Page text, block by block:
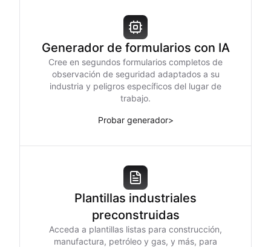
Generador de formularios con IA
Cree en segundos formularios completos de
observación de seguridad adaptados a su
industria y peligros específicos del lugar de
trabajo.
Probar generador>
Plantillas industriales
preconstruidas
Acceda a plantillas listas para construcción,
manufactura, petróleo y gas, y más, para